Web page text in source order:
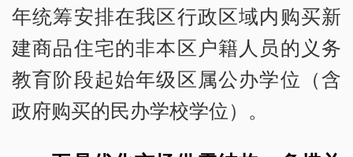
年统筹安排在我区行政区域内购买新
建商品住宅的非本区户籍人员的义务
教育阶段起始年级区属公办学位（含
政府购买的民办学校学位）。